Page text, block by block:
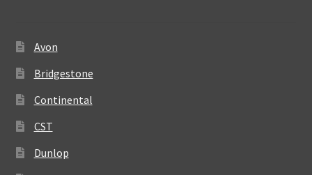
Avon
Bridgestone
Continental
CST
Dunlop